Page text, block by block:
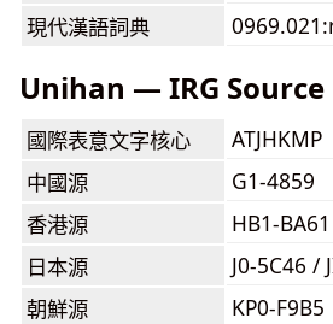
現代漢語詞典
Unihan — IRG Source
國際表意文字核心
ATJHKMP
中國源
G1-4859
香港源
HB1-BA61
日本源
J0-5C46 /
朝鮮源
KP0-F9B5